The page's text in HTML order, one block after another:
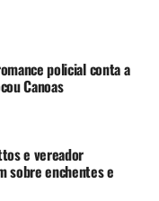
policial conta a
Canoas
e vereador
sobre enchentes e